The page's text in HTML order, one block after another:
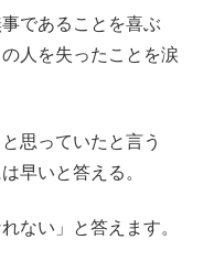
であることを喜ぶ
人を失ったことを涙
思っていたと言う
早いと答える。
ない」と答えます。